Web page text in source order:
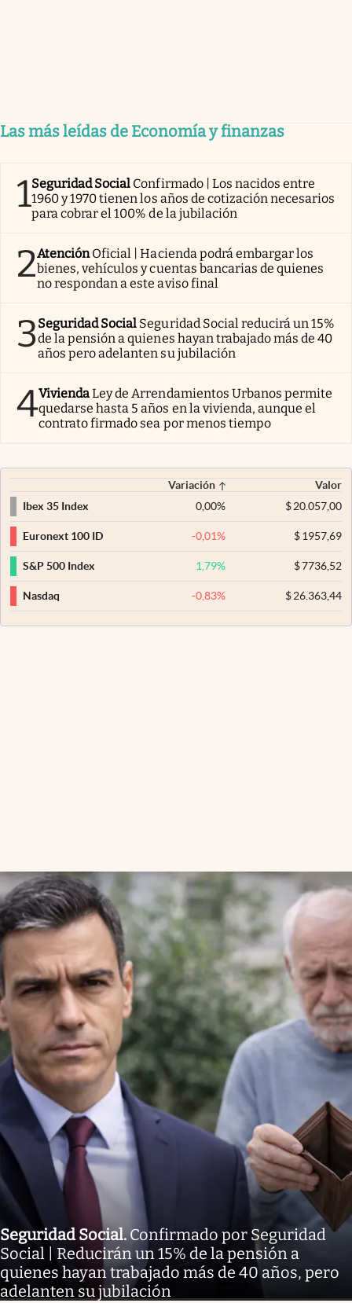
Las más leídas de Economía y finanzas
1Seguridad Social Confirmado | Los nacidos entre
1960 y 1970 tienen los años de cotización necesarios
para cobrar el 100% de la jubilación
2AtenciónOficial | Hacienda podrá embargar los
bienes, vehículos y cuentas bancarias de quienes
no respondan a este aviso final
3Seguridad Social Seguridad Social reducirá un 15%
de la pensión a quienes hayan trabajado más de 40
años pero adelanten su jubilación
4ViviendaLey de Arrendamientos Urbanos permite
quedarse hasta 5 años en la vivienda, aunque el
contrato firmado sea por menos tiempo
Variación
Valor
Ibex 35 Index
0,00% $20.057,00
Euronext 100 ID -0,01% $1957,69
S&P 500 Index 1,79% $7736,52
Nasdaq -0,83% $26.363,44
Seguridad Social.Confirmado por Seguridad
Social | Reducirán un 15% de la pensión a
quienes hayan trabajado más de 40 años, pero
adelanten su jubilación